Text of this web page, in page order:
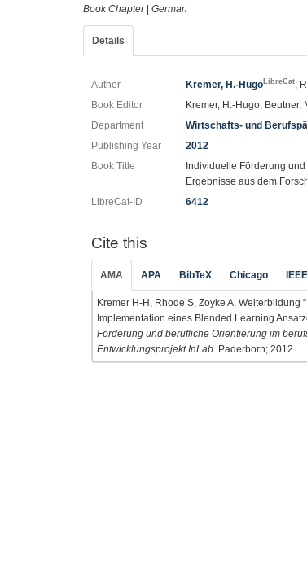
Book Chapter| German
Details
Author Kremer, H.-HugoLibreCat;
Book Editor
Kremer, H.-Hugo; Beutner,
Department
Wirtschafts- und
Publishing Year
2012
Book Title
Individuelle Förderung
Ergebnisse aus dem
LibreCat-ID
6412
Cite this
AMA APA BibTeX Chicago IEEE
Kremer H-H, Rhode S, Zoyke A.
Implementation eines Blended Learning
Förderung und berufliche Orientierung im
Entwicklungsprojekt InLab . Paderborn; 2012.